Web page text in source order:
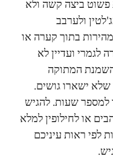
ביצה קשה ולא
ולערבב
בתוך קערה או
ועדיין לא
המתוקה
שלא ישארו גושים.
למספר שעות. להגיש
או לחילופין למלא
לפי ראות עיניכם